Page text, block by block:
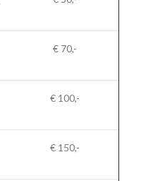
€ 70,-
€ 100,-
€ 150,-